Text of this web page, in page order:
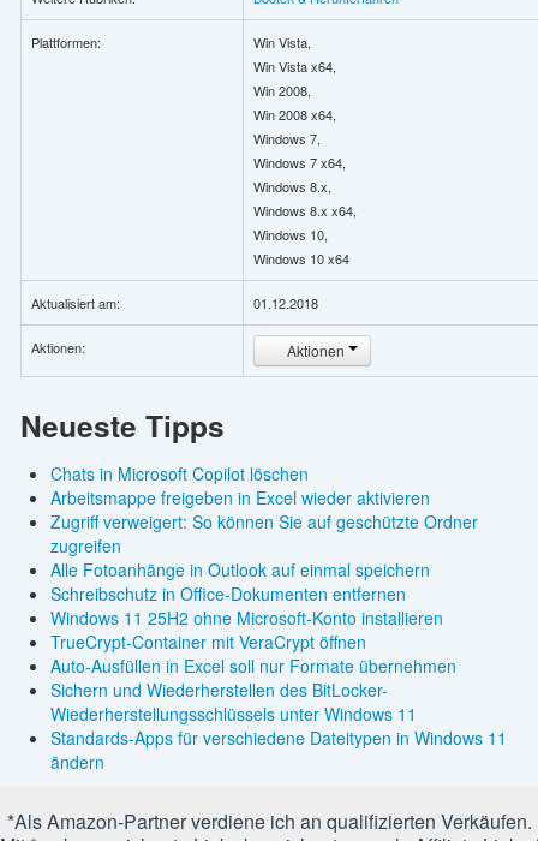
Plattformen:
Win Vista,
Win Vista x64,
Win 2008,
Win 2008 x64,
Windows 7,
Windows 7 x64,
Windows 8.x,
Windows 8.x x64,
Windows 10,
Windows 10 x64
Aktualisiert am: 01.12.2018
Aktionen: Aktionen
Neueste Tipps
Chats in Microsoft Copilot löschen
Arbeitsmappe freigeben in Excel wieder aktivieren
Zugriff verweigert: So können Sie auf geschützte Ordner
zugreifen
Alle Fotoanhänge in Outlook auf einmal speichern
Schreibschutz in Office-Dokumenten entfernen
Windows 11 25H2 ohne Microsoft-Konto installieren
TrueCrypt-Container mit VeraCrypt öffnen
Auto-Ausfüllen in Excel soll nur Formate übernehmen
Sichern und Wiederherstellen des BitLocker-
Wiederherstellungsschlüssels unter Windows 11
Standards-Apps für verschiedene Dateitypen in Windows 11
ändern
*Als Amazon-Partner verdiene ich an qualifizierten Verkäufen.